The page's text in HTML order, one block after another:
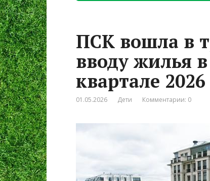
ПСК вошла в
вводу жилья
квартале 2026
01.05.2026 Дети Комментарии: 0